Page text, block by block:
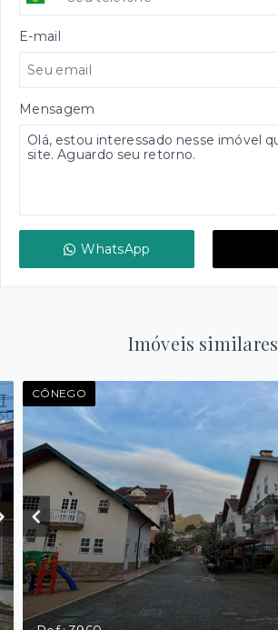
E-mail
Mensagem
WhatsApp
Imóveis similares
CÔNEGO